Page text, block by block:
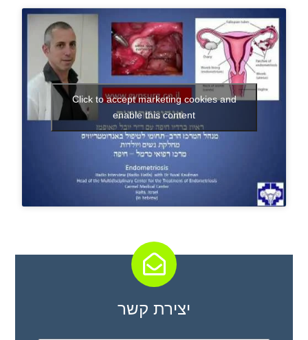
Click to accept marketing cookies and
enable this content
יצירת קשר